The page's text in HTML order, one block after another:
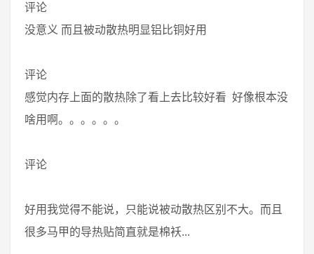
评论
没意义 而且被动散热明显铝比铜好用
评论
感觉内存上面的散热除了看上去比较好看 好像根本没
啥用啊。。。。。。
评论
好用我觉得不能说，只能说被动散热区别不大。而且
很多马甲的导热贴简直就是棉袄...